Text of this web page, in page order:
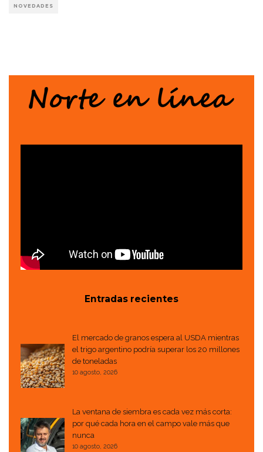
NOVEDADES
Entradas recientes
El mercado de granos espera al USDA mientras
el trigo argentino podría superar los 20 millones
de toneladas
10 agosto, 2026
La ventana de siembra es cada vez más corta:
por qué cada hora en el campo vale más que
nunca
10 agosto, 2026